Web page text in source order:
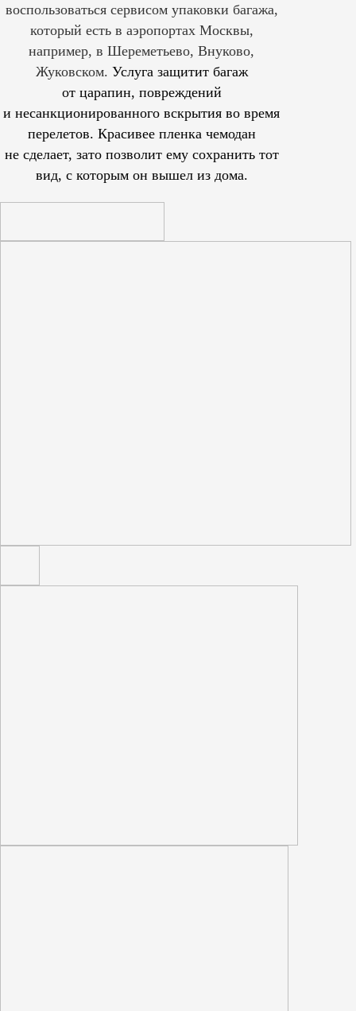
воспользоваться сервисом упаковки багажа,
который есть в аэропортах Москвы,
например, в Шереметьево, Внуково,
Жуковском. Услуга защитит багаж
от царапин, повреждений
и несанкционированного вскрытия во время
перелетов. Красивее пленка чемодан
не сделает, зато позволит ему сохранить тот
вид, с которым он вышел из дома.